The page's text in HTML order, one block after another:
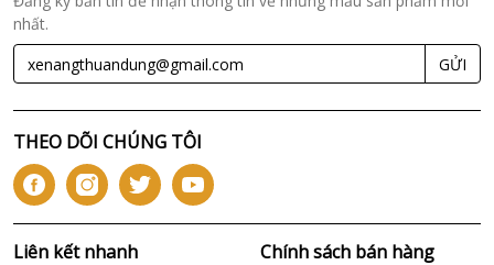
nhất.
GỬI
THEO DÕI CHÚNG TÔI
Liên kết nhanh Chính sách bán hàng